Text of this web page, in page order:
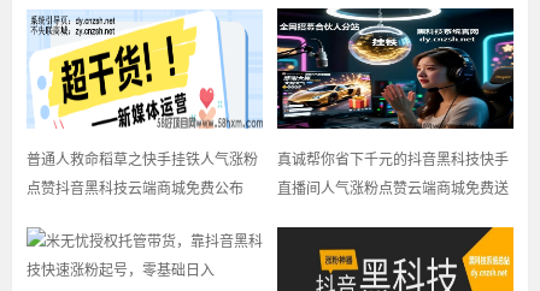
普通人救命稻草之快手挂铁人气涨粉
点赞抖音黑科技云端商城免费公布
真诚帮你省下千元的抖音黑科技快手
直播间人气涨粉点赞云端商城免费送